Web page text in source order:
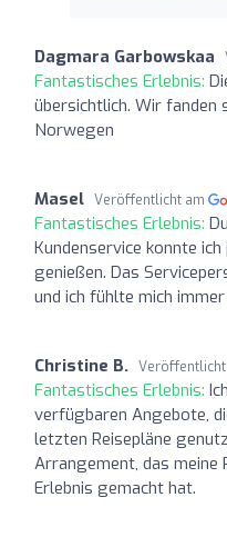
Dagmara Garbowskaa
Fantastisches Erlebnis:
übersichtlich. Wir fanden
Norwegen
Masel Veröffentlicht am
Fantastisches Erlebnis:
Kundenservice konnte
genießen. Das
und ich fühlte mich
Christine B. Veröffentlicht
Fantastisches Erlebnis:
verfügbaren Angebote,
letzten Reisepläne
Arrangement, das meine
Erlebnis gemacht hat.